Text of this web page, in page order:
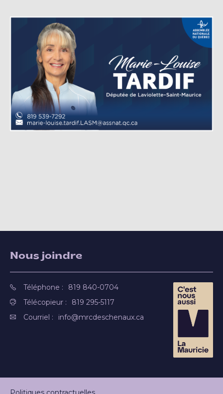
Nous joindre
Téléphone :
819 840-0704
Télécopieur :
819 295-5117
Courriel :
info@mrcdeschenaux.ca